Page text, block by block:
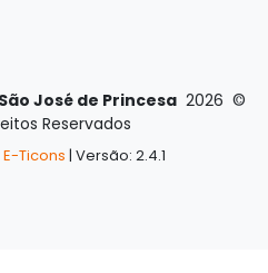
José de Princesa 2026 ©
Reservados
E-Ticons | Versão: 2.4.1